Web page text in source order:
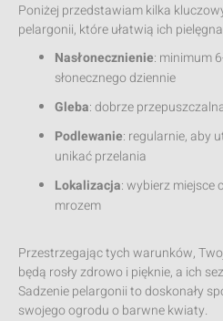
Poniżej przedstawiam kilka
pelargonii, które ułatwią ich
Nasłonecznienie: minimum
słonecznego dziennie
Gleba: dobrze
Podlewanie: regularnie, aby
unikać przelania
Lokalizacja: wybierz miejsce
mrozem
Przestrzegając tych warunków,
będą rosły zdrowo i pięknie, a ich
Sadzenie pelargonii to doskonały
swojego ogrodu o barwne kwiaty.